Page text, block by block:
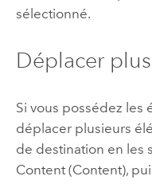
sélectionné.
Déplacer
Si vous possédez les
déplacer plusieurs
de destination en les
Content (Content),